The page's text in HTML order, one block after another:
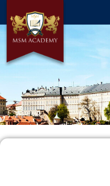
О НАС
ЧЕХИЯ
ПРОГРАММЫ В ПРАГЕ
ОТЗЫВЫ
ГАЛЕРЕЯ